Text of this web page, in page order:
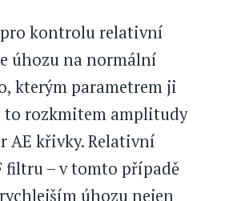
pro kontrolu relativní
úhozu na normální
kterým parametrem ji
to rozkmitem amplitudy
AE křivky. Relativní
filtru – v tomto případě
úhozu nejen